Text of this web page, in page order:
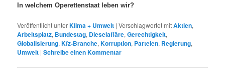
In welchem Operettenstaat leben wir?
Veröffentlicht unterKlima + Umwelt |Verschlagwortet mitAktien,
Arbeitsplatz, Bundestag, Dieselaffäre,Gerechtigkeit,
Globalisierung,Kfz-Branche,Korruption, Parteien, Regierung,
Umwelt |Schreibe einen Kommentar